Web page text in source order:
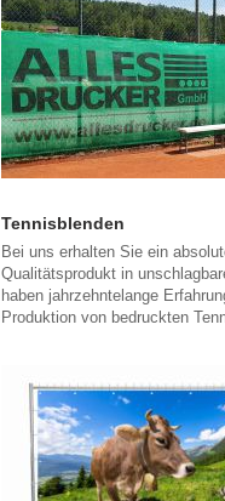
Tennisblenden
Bei uns erhalten Sie ein
Qualitätsprodukt in
haben jahrzehntelange
Produktion von bedruckten